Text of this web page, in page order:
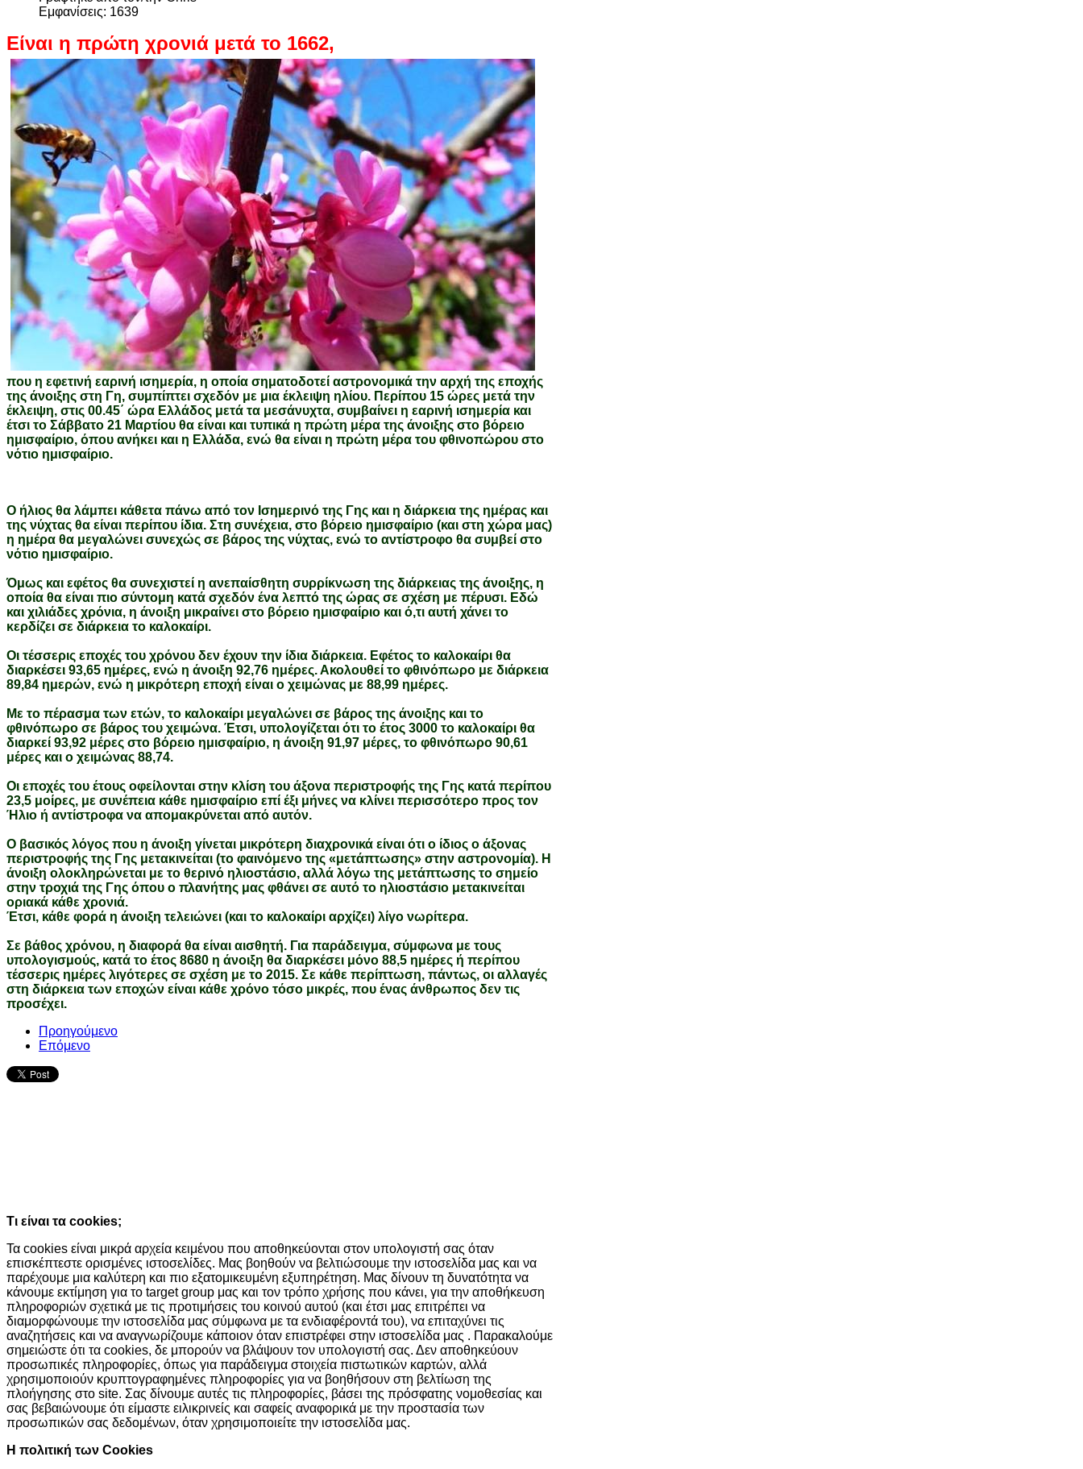
Εμφανίσεις: 1639
Είναι η πρώτη χρονιά μετά το 1662,
που η εφετινή εαρινή ισημερία, η οποία σηματοδοτεί αστρονομικά την αρχή της εποχής
της άνοιξης στη Γη, συμπίπτει σχεδόν με μια έκλειψη ηλίου. Περίπου 15 ώρες μετά την
έκλειψη, στις 00.45΄ ώρα Ελλάδος μετά τα μεσάνυχτα, συμβαίνει η εαρινή ισημερία και
έτσι το Σάββατο 21 Μαρτίου θα είναι και τυπικά η πρώτη μέρα της άνοιξης στο βόρειο
ημισφαίριο, όπου ανήκει και η Ελλάδα, ενώ θα είναι η πρώτη μέρα του φθινοπώρου στο
νότιο ημισφαίριο.
Ο ήλιος θα λάμπει κάθετα πάνω από τον Ισημερινό της Γης και η διάρκεια της ημέρας και
της νύχτας θα είναι περίπου ίδια. Στη συνέχεια, στο βόρειο ημισφαίριο (και στη χώρα μας)
η ημέρα θα μεγαλώνει συνεχώς σε βάρος της νύχτας, ενώ το αντίστροφο θα συμβεί στο
νότιο ημισφαίριο.
Όμως και εφέτος θα συνεχιστεί η ανεπαίσθητη συρρίκνωση της διάρκειας της άνοιξης, η
οποία θα είναι πιο σύντομη κατά σχεδόν ένα λεπτό της ώρας σε σχέση με πέρυσι. Εδώ
και χιλιάδες χρόνια, η άνοιξη μικραίνει στο βόρειο ημισφαίριο και ό,τι αυτή χάνει το
κερδίζει σε διάρκεια το καλοκαίρι.
Οι τέσσερις εποχές του χρόνου δεν έχουν την ίδια διάρκεια. Εφέτος το καλοκαίρι θα
διαρκέσει 93,65 ημέρες, ενώ η άνοιξη 92,76 ημέρες. Ακολουθεί το φθινόπωρο με διάρκεια
89,84 ημερών, ενώ η μικρότερη εποχή είναι ο χειμώνας με 88,99 ημέρες.
Με το πέρασμα των ετών, το καλοκαίρι μεγαλώνει σε βάρος της άνοιξης και το
φθινόπωρο σε βάρος του χειμώνα. Έτσι, υπολογίζεται ότι το έτος 3000 το καλοκαίρι θα
διαρκεί 93,92 μέρες στο βόρειο ημισφαίριο, η άνοιξη 91,97 μέρες, το φθινόπωρο 90,61
μέρες και ο χειμώνας 88,74.
Οι εποχές του έτους οφείλονται στην κλίση του άξονα περιστροφής της Γης κατά περίπου
23,5 μοίρες, με συνέπεια κάθε ημισφαίριο επί έξι μήνες να κλίνει περισσότερο προς τον
Ήλιο ή αντίστροφα να απομακρύνεται από αυτόν.
Ο βασικός λόγος που η άνοιξη γίνεται μικρότερη διαχρονικά είναι ότι ο ίδιος ο άξονας
περιστροφής της Γης μετακινείται (το φαινόμενο της «μετάπτωσης» στην αστρονομία). Η
άνοιξη ολοκληρώνεται με το θερινό ηλιοστάσιο, αλλά λόγω της μετάπτωσης το σημείο
στην τροχιά της Γης όπου ο πλανήτης μας φθάνει σε αυτό το ηλιοστάσιο μετακινείται
οριακά κάθε χρονιά.
Έτσι, κάθε φορά η άνοιξη τελειώνει (και το καλοκαίρι αρχίζει) λίγο νωρίτερα.
Σε βάθος χρόνου, η διαφορά θα είναι αισθητή. Για παράδειγμα, σύμφωνα με τους
υπολογισμούς, κατά το έτος 8680 η άνοιξη θα διαρκέσει μόνο 88,5 ημέρες ή περίπου
τέσσερις ημέρες λιγότερες σε σχέση με το 2015. Σε κάθε περίπτωση, πάντως, οι αλλαγές
στη διάρκεια των εποχών είναι κάθε χρόνο τόσο μικρές, που ένας άνθρωπος δεν τις
προσέχει.
Προηγούμενο
Επόμενο
Τι είναι τα cookies;
Τα cookies είναι μικρά αρχεία κειμένου που αποθηκεύονται στον υπολογιστή σας όταν
επισκέπτεστε ορισμένες ιστοσελίδες. Μας βοηθούν να βελτιώσουμε την ιστοσελίδα μας και να
παρέχουμε μια καλύτερη και πιο εξατομικευμένη εξυπηρέτηση. Μας δίνουν τη δυνατότητα να
κάνουμε εκτίμηση για το target group μας και τον τρόπο χρήσης που κάνει, για την αποθήκευση
πληροφοριών σχετικά με τις προτιμήσεις του κοινού αυτού (και έτσι μας επιτρέπει να
διαμορφώνουμε την ιστοσελίδα μας σύμφωνα με τα ενδιαφέροντά του), να επιταχύνει τις
αναζητήσεις και να αναγνωρίζουμε κάποιον όταν επιστρέφει στην ιστοσελίδα μας . Παρακαλούμε
σημειώστε ότι τα cookies, δε μπορούν να βλάψουν τον υπολογιστή σας. Δεν αποθηκεύουν
προσωπικές πληροφορίες, όπως για παράδειγμα στοιχεία πιστωτικών καρτών, αλλά
χρησιμοποιούν κρυπτογραφημένες πληροφορίες για να βοηθήσουν στη βελτίωση της
πλοήγησης στο site. Σας δίνουμε αυτές τις πληροφορίες, βάσει της πρόσφατης νομοθεσίας και
σας βεβαιώνουμε ότι είμαστε ειλικρινείς και σαφείς αναφορικά με την προστασία των
προσωπικών σας δεδομένων, όταν χρησιμοποιείτε την ιστοσελίδα μας.
H πολιτική των Cookies